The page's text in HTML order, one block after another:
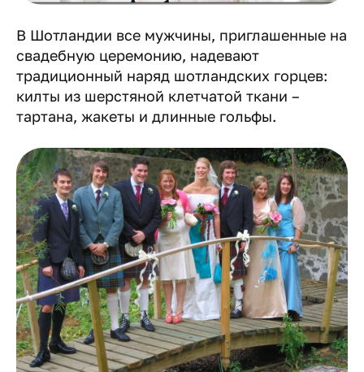
В Шотландии все мужчины, приглашенные на
свадебную церемонию, надевают
традиционный наряд шотландских горцев:
килты из шерстяной клетчатой ткани –
тартана, жакеты и длинные гольфы.